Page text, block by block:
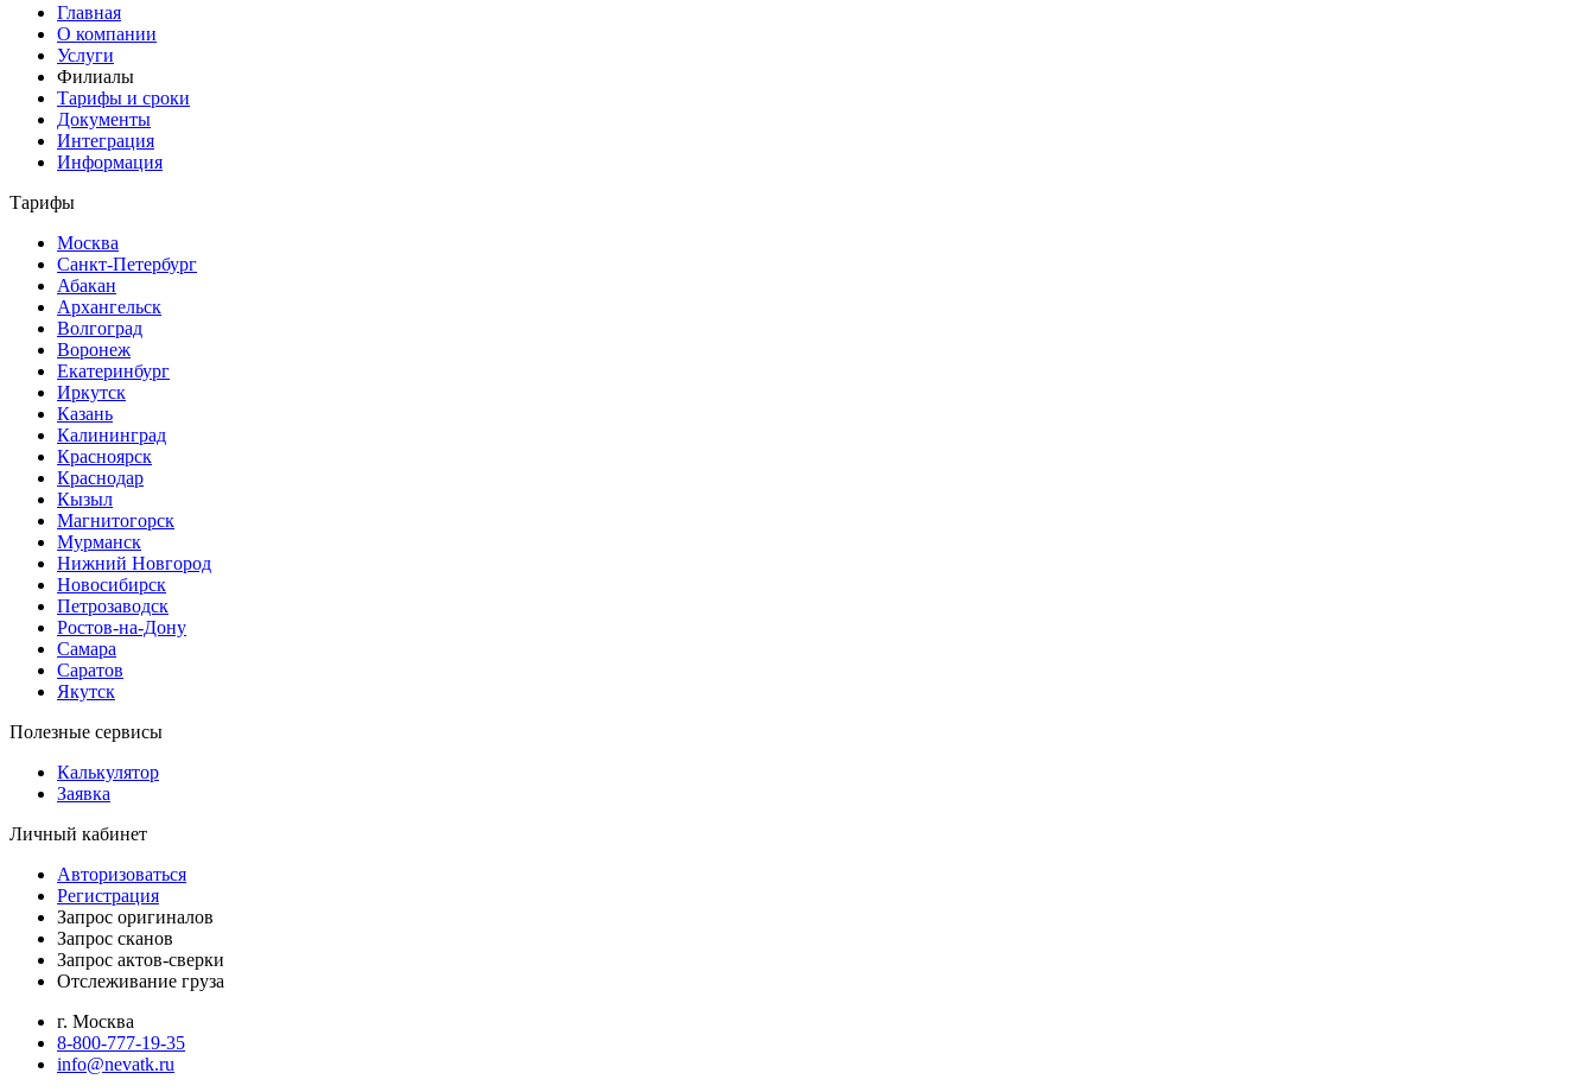
Главная
О компании
Услуги
Филиалы
Тарифы и сроки
Документы
Интеграция
Информация
Тарифы
Москва
Санкт-Петербург
Абакан
Архангельск
Волгоград
Воронеж
Екатеринбург
Иркутск
Казань
Калининград
Красноярск
Краснодар
Кызыл
Магнитогорск
Мурманск
Нижний Новгород
Новосибирск
Петрозаводск
Ростов-на-Дону
Самара
Саратов
Якутск
Полезные сервисы
Калькулятор
Заявка
Личный кабинет
Авторизоваться
Регистрация
Запрос оригиналов
Запрос сканов
Запрос актов-сверки
Отслеживание груза
г. Москва
8-800-777-19-35
info@nevatk.ru